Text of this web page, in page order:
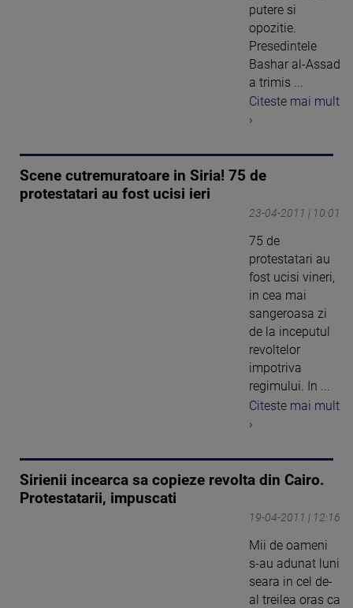
putere si
opozitie.
Presedintele
Bashar al-Assad
a trimis ...
Citeste mai mult
›
Scene cutremuratoare in Siria! 75 de
protestatari au fost ucisi ieri
23-04-2011 | 10:01
75 de
protestatari au
fost ucisi vineri,
in cea mai
sangeroasa zi
de la inceputul
revoltelor
impotriva
regimului. In ...
Citeste mai mult
›
Sirienii incearca sa copieze revolta din Cairo.
Protestatarii, impuscati
19-04-2011 | 12:16
Mii de oameni
s-au adunat luni
seara in cel de-
al treilea oras ca